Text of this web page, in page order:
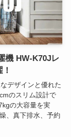
機 HW-K70Jレ
デザインと優れた
のスリム設計で
の大容量を実
、真下排水、予約